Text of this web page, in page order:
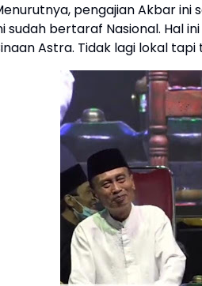
pengajian Akbar ini
sudah bertaraf Nasional. Hal
Astra. Tidak lagi lokal